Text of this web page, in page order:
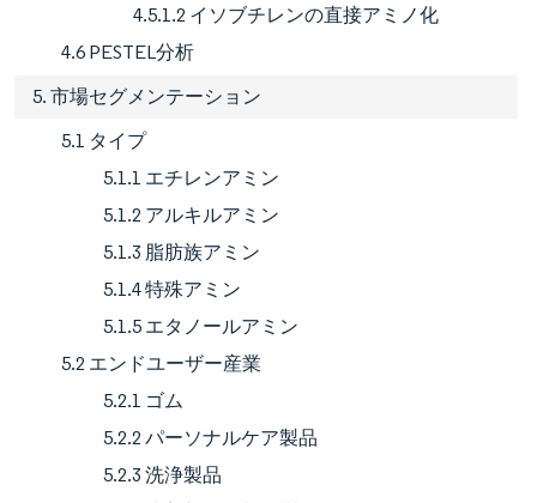
4.5.1.2 イソブチレンの直接アミノ化
4.6 PESTEL分析
5. 市場セグメンテーション
5.1 タイプ
5.1.1 エチレンアミン
5.1.2 アルキルアミン
5.1.3 脂肪族アミン
5.1.4 特殊アミン
5.1.5 エタノールアミン
5.2 エンドユーザー産業
5.2.1 ゴム
5.2.2 パーソナルケア製品
5.2.3 洗浄製品